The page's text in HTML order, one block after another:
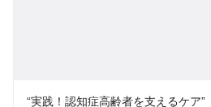
“実践！認知症高齢者を支えるケア”